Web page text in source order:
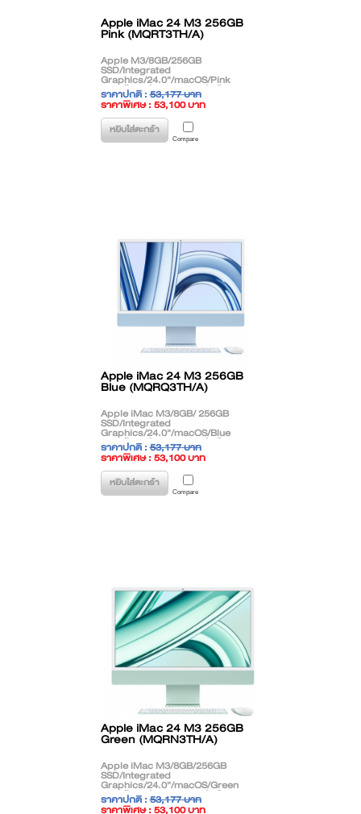
Apple iMac 24 M3 256GB
Pink (MQRT3TH/A)
Apple M3/8GB/256GB
SSD/Integrated
Graphics/24.0"/macOS/Pink
**สินค้าตกรุ่น (EOL) ติดต่อฝ่ายขาย
เพื่อแนะนำรุ่นทดแทน**
ราคาปกติ :53,177 บาท
ราคาพิเศษ : 53,100 บาท
( ราคาไม่รวมภาษี )
หยิบใส่ตะกร้า
Compare
Apple iMac 24 M3 256GB
Blue (MQRQ3TH/A)
Apple iMac M3/8GB/ 256GB
SSD/Integrated
Graphics/24.0"/macOS/Blue
**สินค้าตกรุ่น (EOL) ติดต่อฝ่ายขาย
เพื่อแนะนำรุ่นทดแทน**
ราคาปกติ :53,177 บาท
ราคาพิเศษ : 53,100 บาท
( ราคาไม่รวมภาษี )
หยิบใส่ตะกร้า
Compare
Apple iMac 24 M3 256GB
Green (MQRN3TH/A)
Apple iMac M3/8GB/256GB
SSD/Integrated
Graphics/24.0"/macOS/Green
**สินค้าตกรุ่น (EOL) ติดต่อฝ่ายขาย
เพื่อแนะนำรุ่นทดแทน**
ราคาปกติ :53,177 บาท
ราคาพิเศษ : 53,100 บาท